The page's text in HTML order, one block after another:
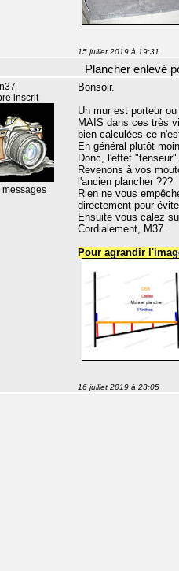
15 juillet 2019 à 19:31
Plancher enlevé
inscrit
messages
Bonsoir.
Un mur est porteur
MAIS dans ces très
bien calculées ce
En général plutôt
Donc, l'effet
Revenons à vos
l'ancien plancher ???
Rien ne vous
directement pour
Ensuite vous calez
Cordialement, M37.
Pour agrandir
16 juillet 2019 à 23:05